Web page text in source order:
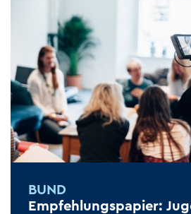
BUND
Empfehlungspapier: